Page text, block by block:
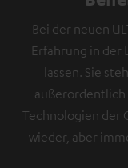
Bei der neuen
Erfahrung in
lassen. Sie
außerordentlich
Technologien der
wieder, aber